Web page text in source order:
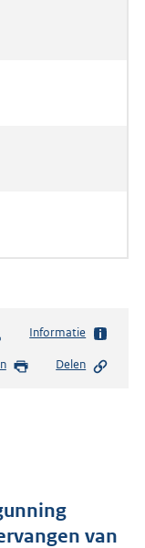
Informatie
Delen
van